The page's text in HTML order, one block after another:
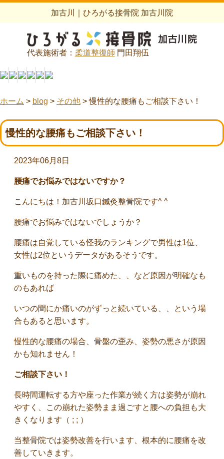
加古川｜ひろがる接骨院 加古川院
代表施術者： 柔道整復師 門田翔伍
ホーム > blog > その他 >慢性的な腰痛もご相談下さい！
慢性的な腰痛もご相談下さい！
2023年06月8日
腰痛でお悩みではないですか？
こんにちは！加古川坂口鍼灸整骨院です^ ^
腰痛でお悩みではないでしょうか？
腰痛は自覚している怪我のランキングで男性は1位、
女性は2位というデータがあるそうです。
重いものを持った際に痛めた、、など原因が明確なも
のもあれば
いつの間にか痛いのがずっと続いている、、という場
合もあると思います。
慢性的な腰痛の場合、骨盤の歪み、姿勢の悪さが原因
かも知れません！
ご相談下さい！
長時間運転する方や座った作業が続く方は姿勢が崩れ
やすく、この崩れた姿勢まま過ごすと腰への負担も大
きくなります（ ; ; ）
当整骨院では姿勢改善を行います、根本的に腰痛を改
善していきます。